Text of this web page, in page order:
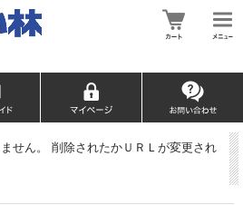
せん。 削除されたかＵＲＬが変更され